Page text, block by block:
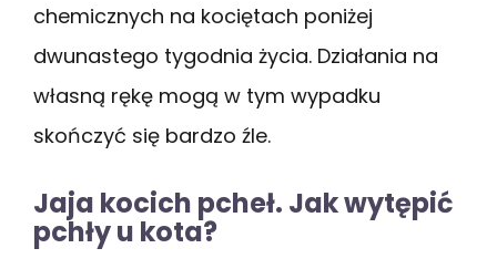
chemicznych na kociętach poniżej
dwunastego tygodnia życia. Działania na
własną rękę mogą w tym wypadku
skończyć się bardzo źle.
Jaja kocich pcheł. Jak wytępić
pchły u kota?